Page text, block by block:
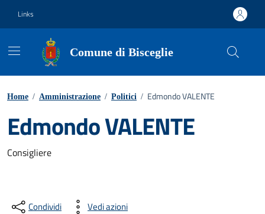
Links
Comune di Bisceglie
Home / Amministrazione / Politici / Edmondo VALENTE
Edmondo VALENTE
Consigliere
Condividi Vedi azioni